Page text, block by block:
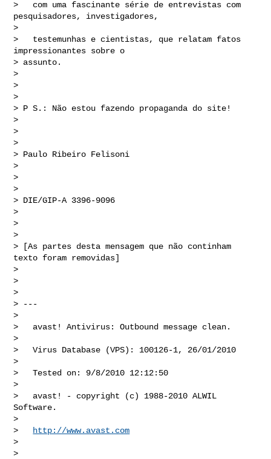
>   com uma fascinante série de entrevistas com
pesquisadores, investigadores,
>
>   testemunhas e cientistas, que relatam fatos
impressionantes sobre o
> assunto.
>
>
>
> P S.: Não estou fazendo propaganda do site!
>
>
>
> Paulo Ribeiro Felisoni
>
>
>
> DIE/GIP-A 3396-9096
>
>
>
> [As partes desta mensagem que não continham
texto foram removidas]
>
>
>
> ---
>
>   avast! Antivirus: Outbound message clean.
>
>   Virus Database (VPS): 100126-1, 26/01/2010
>
>   Tested on: 9/8/2010 12:12:50
>
>   avast! - copyright (c) 1988-2010 ALWIL
Software.
>
>
http://www.avast.com
>
>